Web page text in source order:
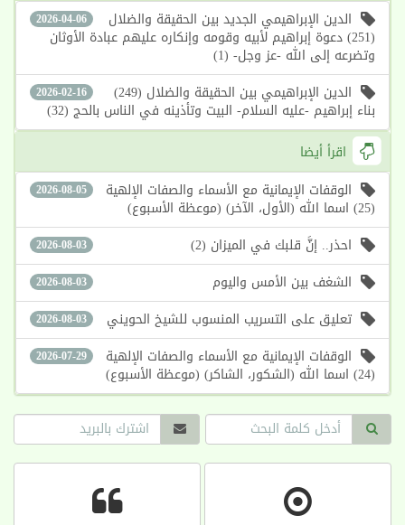
2026-04-06 الدين الإبراهيمي الجديد بين الحقيقة والضلال
(251) دعوة إبراهيم لأبيه وقومه وإنكاره عليهم عبادة الأوثان
وتضرعه إلى الله -عز وجل- (1)
2026-02-16 الدين الإبراهيمي بين الحقيقة والضلال (249)
بناء إبراهيم -عليه السلام- البيت وتأذينه في الناس بالحج (32)
اقرأ أيضا
2026-08-05 الوقفات الإيمانية مع الأسماء والصفات الإلهية
(25) اسما الله (الأول، الآخر) (موعظة الأسبوع)
2026-08-03 احذر.. إنَّ قلبك في الميزان (2)
2026-08-03 الشغف بين الأمس واليوم
2026-08-03 تعليق على التسريب المنسوب للشيخ الحويني
2026-07-29 الوقفات الإيمانية مع الأسماء والصفات الإلهية
(24) اسما الله (الشكور، الشاكر) (موعظة الأسبوع)